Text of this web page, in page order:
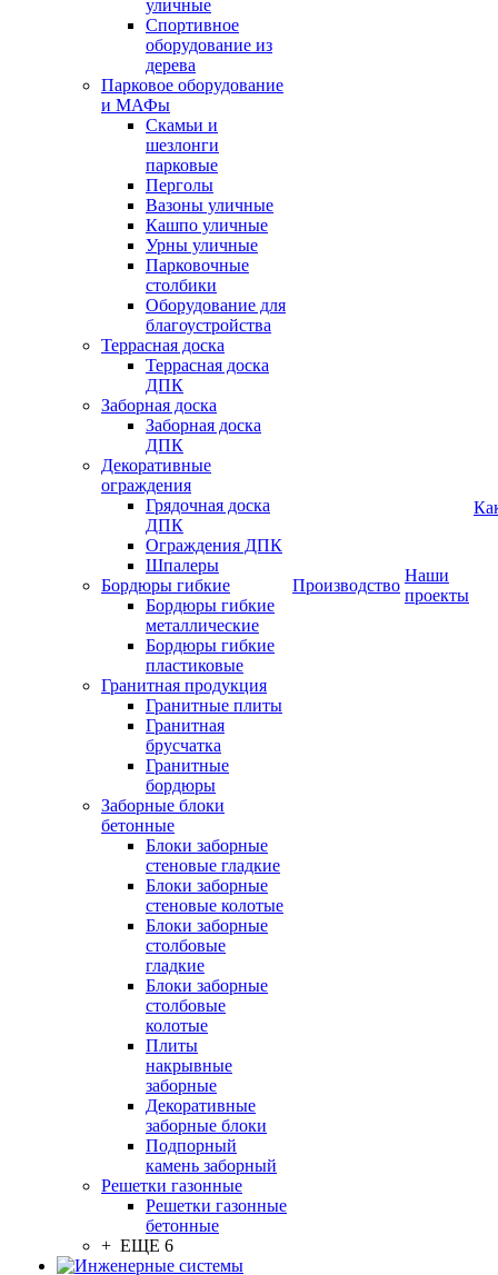
уличные
Спортивное
оборудование из
дерева
Парковое оборудование
и МАФы
Скамьи и
шезлонги
парковые
Перголы
Вазоны уличные
Кашпо уличные
Урны уличные
Парковочные
столбики
Оборудование для
благоустройства
Террасная доска
Террасная доска
ДПК
Заборная доска
Заборная доска
ДПК
Декоративные
ограждения
Грядочная доска
ДПК
Ограждения ДПК
Шпалеры
Бордюры гибкие
Бордюры гибкие
металлические
Бордюры гибкие
пластиковые
Гранитная продукция
Гранитные плиты
Гранитная
брусчатка
Гранитные
бордюры
Заборные блоки
бетонные
Блоки заборные
стеновые гладкие
Блоки заборные
стеновые колотые
Блоки заборные
столбовые
гладкие
Блоки заборные
столбовые
колотые
Плиты
накрывные
заборные
Декоративные
заборные блоки
Подпорный
камень заборный
Решетки газонные
Решетки газонные
бетонные
+ ЕЩЕ 6
Производство
Наши
проекты